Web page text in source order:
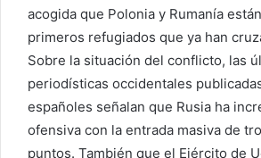
acogida que Polonia y Rumanía
primeros refugiados que ya han
Sobre la situación del conflicto, las
periodísticas occidentales
españoles señalan que Rusia ha
ofensiva con la entrada masiva de
puntos. También que el Ejército de